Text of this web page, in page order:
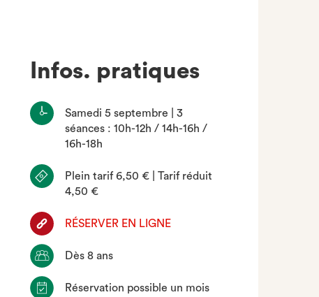
Infos. pratiques
Samedi 5 septembre | 3
séances : 10h-12h / 14h-16h /
16h-18h
Plein tarif 6,50 € | Tarif réduit
4,50 €
RÉSERVER EN LIGNE
Dès 8 ans
Réservation possible un mois